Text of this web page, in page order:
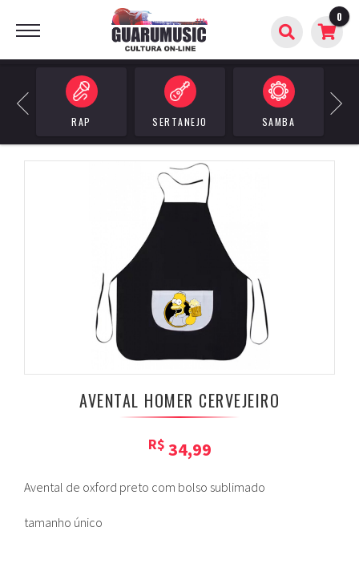
0
Previous
RAP SERTANEJO SAMBA
Next
BUSCAR
AVENTAL HOMER CERVEJEIRO
R$ 34,99
Avental de oxford preto com bolso sublimado
tamanho único